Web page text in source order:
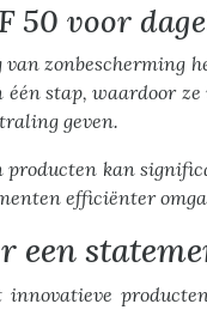
50 voor
stap, waardoor
geven.
producten kan
efficiënter
een